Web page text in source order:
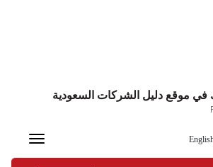
في موقع دليل الشركات السعودية
Toggle